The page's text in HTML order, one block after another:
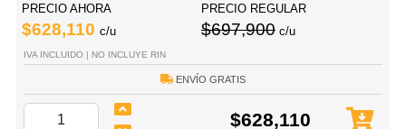
PRECIO AHORA
$628,110 c/u
PRECIO REGULAR
$697,900 c/u
IVA INCLUIDO | NO INCLUYE RIN
ENVÍO GRATIS
$628,110